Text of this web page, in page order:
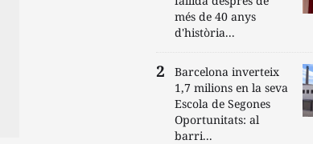
més de 40 anys
d'història...
Barcelona inverteix
1,7 milions en la seva
Escola de Segones
Oportunitats: al
barri...